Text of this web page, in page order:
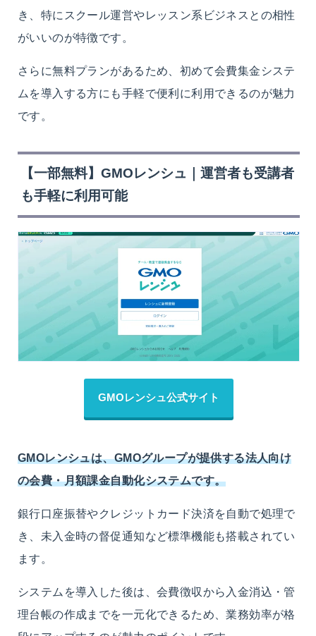
き、特にスクール運営やレッスン系ビジネスとの相性
がいいのが特徴です。
さらに無料プランがあるため、初めて会費集金システ
ムを導入する方にも手軽で便利に利用できるのが魅力
です。
【一部無料】GMOレンシュ｜運営者も受講者
も手軽に利用可能
GMOレンシュ公式サイト
GMOレンシュは、GMOグループが提供する法人向け
の会費・月額課金自動化システムです。
銀行口座振替やクレジットカード決済を自動で処理で
き、未入金時の督促通知など標準機能も搭載されてい
ます。
システムを導入した後は、会費徴収から入金消込・管
理台帳の作成までを一元化できるため、業務効率が格